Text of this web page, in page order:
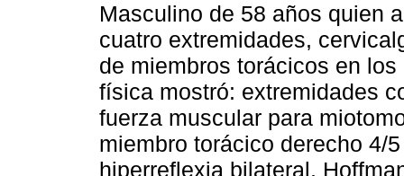
Masculino de 58 años quien
cuatro extremidades,
de miembros torácicos en
física mostró: extremidades
fuerza muscular para
miembro torácico derecho 4/
hiperreflexia bilateral,